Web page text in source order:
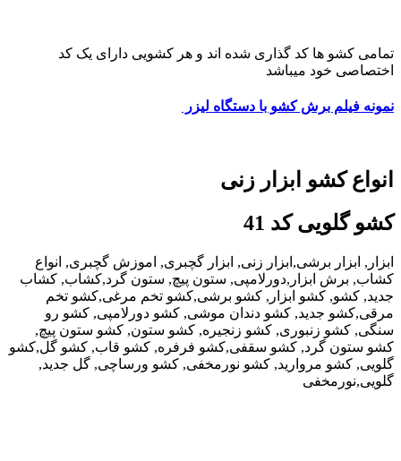
تمامی کشو ها کد گذاری شده اند و هر کشویی دارای یک کد
اختصاصی خود میباشد
نمونه فیلم برش کشو با دستگاه لیزر
انواع کشو ابزار زنی
کشو گلویی کد 41
ابزار, ابزار برشی,ابزار زنی, ابزار گچبری, اموزش گچبری, انواع
کشاب, برش ابزار,دورلامپی, ستون پیچ, ستون گرد,کشاب, کشاب
جدید, کشو, کشو ابزار, کشو برشی,کشو تخم مرغی,کشو تخم
مرقی,کشو جدید, کشو دندان موشی, کشو دورلامپی, کشو رو
سنگی, کشو زنبوری, کشو زنجیره, کشو ستون, کشو ستون پیچ,
کشو ستون گرد, کشو سقفی,کشو فرفره, کشو قاب, کشو گل,کشو
گلویی, کشو مروارید, کشو نورمخفی, کشو ورساچی, گل جدید,
گلویی,نورمخفی